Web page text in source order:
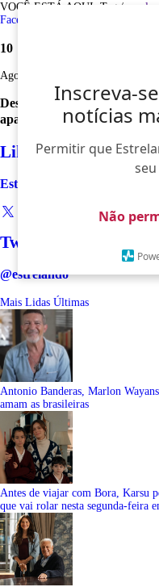
Inscreva-
notícias
Permitir que
Não
VOCÊ ESTÁ AQUI: Tag /
casal-
Facebook
10
Ago
Desculpe, não foi
apaixonado
Like
Estrelando
Twitter
@estrelando
Mais Lidas Últimas
Antonio Banderas, Marlon
amam as brasileiras
Antes de viajar com Bora, Karsu
que vai rolar nesta segunda-feira